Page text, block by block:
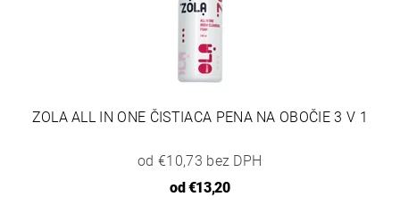
ZOLA ALL IN ONE ČISTIACA PENA NA OBOČIE 3 V 1
od €10,73 bez DPH
od €13,20